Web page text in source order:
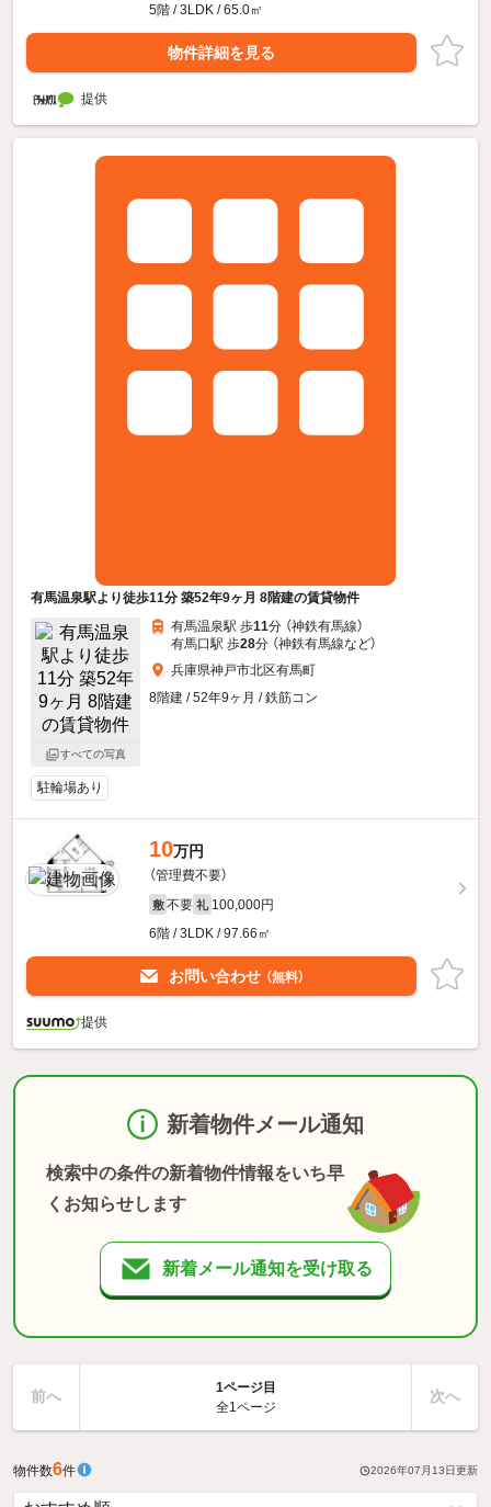
5階 / 3LDK / 65.0㎡
物件詳細を見る
提供
有馬温泉駅より徒歩11分 築52年9ヶ月 8階建の賃貸物件
すべての写真
有馬温泉駅 歩11分 （神鉄有馬線）
有馬口駅 歩28分 （神鉄有馬線など）
兵庫県神戸市北区有馬町
8階建 / 52年9ヶ月 / 鉄筋コン
駐輪場あり
10万円
（管理費不要）
敷 不要 礼 100,000円
6階 / 3LDK / 97.66㎡
お問い合わせ （無料）
提供
新着物件メール通知
検索中の条件の新着物件情報をいち早
くお知らせします
新着メール通知を受け取る
前へ
1ページ目
全1ページ
次へ
物件数6件 2026年07月13日更新